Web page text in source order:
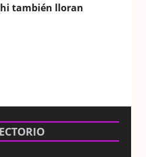
también lloran